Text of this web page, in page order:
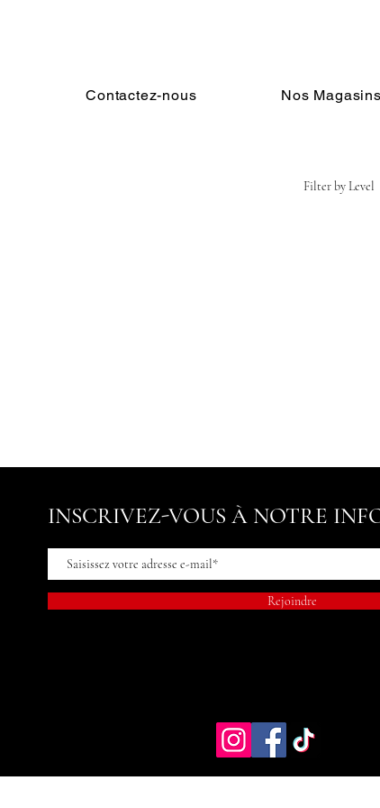
Contactez-nous Nos Magasins
Filter by Level
INSCRIVEZ-VOUS À NOTRE
Rejoindre